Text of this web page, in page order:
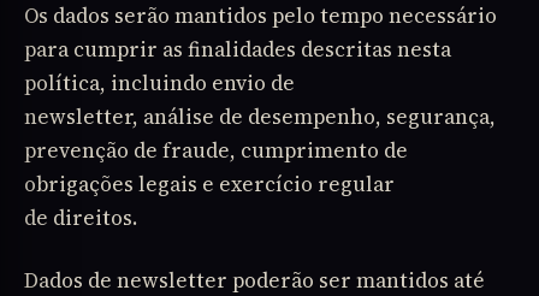
Os dados serão mantidos pelo tempo necessário
para cumprir as finalidades descritas nesta
política, incluindo envio de
newsletter, análise de desempenho, segurança,
prevenção de fraude, cumprimento de
obrigações legais e exercício regular
de direitos.
Dados de newsletter poderão ser mantidos até